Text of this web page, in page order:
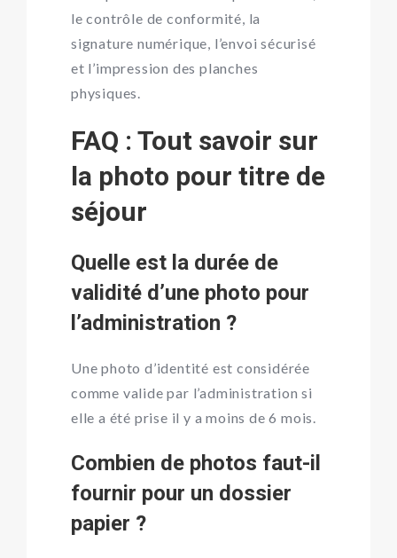
le contrôle de conformité, la
signature numérique, l’envoi sécurisé
et l’impression des planches
physiques.
FAQ : Tout savoir sur
la photo pour titre de
séjour
Quelle est la durée de
validité d’une photo pour
l’administration ?
Une photo d’identité est considérée
comme valide par l’administration si
elle a été prise il y a moins de 6 mois.
Combien de photos faut-il
fournir pour un dossier
papier ?